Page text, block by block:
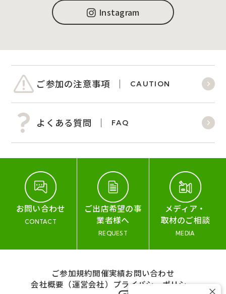
Instagram
ご参加の注意事項 CAUTION
よくある質問 FAQ
お問い合わせ
CONTACT
ご出店希望の事
業者様へ
REQUEST
メディア・
取材のご相談
MEDIA
ご参加規約開催実績お問い合わせ
会社概要（運営会社） プライバシーポリシー
×